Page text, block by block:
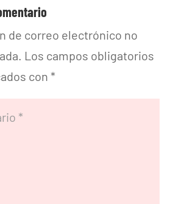
de correo electrónico no
Los campos obligatorios
con *